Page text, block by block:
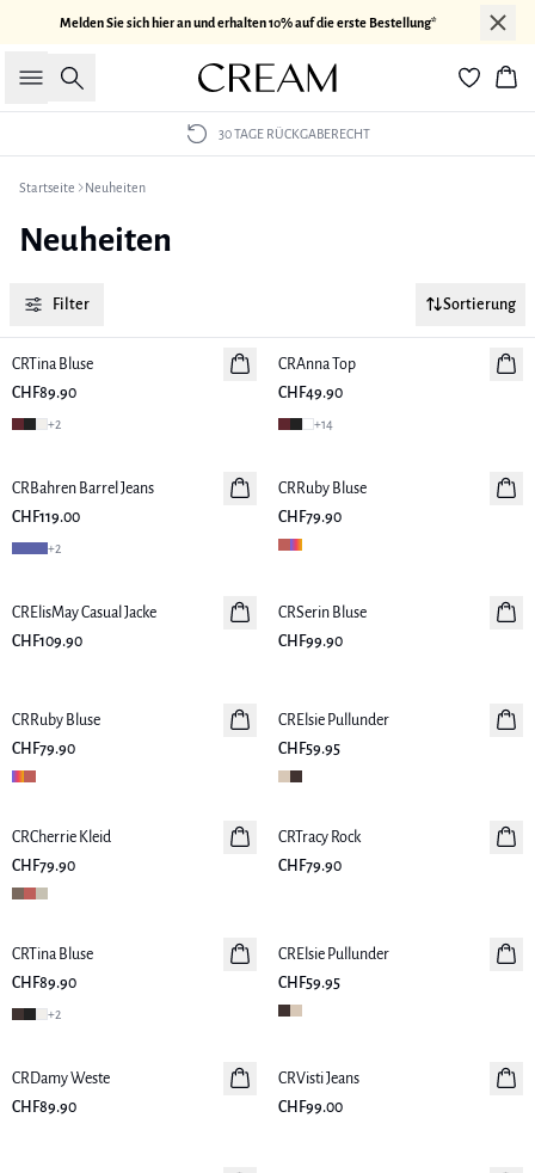
Melden Sie sich hier an und erhalten 10% auf die erste Bestellung*
Suche
30 TAGE RÜCKGABERECHT
Startseite Neuheiten
Neuheiten
Filter Sortierung
Neuheiten
CRTina Bluse
CHF89.90
+2
Neuheiten
CRAnna Top
CHF49.90
+14
Neuheiten
CRBahren Barrel Jeans
CHF119.00
+2
Neuheiten
CRRuby Bluse
CHF79.90
Neuheiten
CRElisMay Casual Jacke
CHF109.90
Neuheiten
CRSerin Bluse
CHF99.90
Neuheiten
CRRuby Bluse
CHF79.90
Neuheiten
CRElsie Pullunder
CHF59.95
Neuheiten
CRCherrie Kleid
CHF79.90
Neuheiten
CRTracy Rock
CHF79.90
Neuheiten
CRTina Bluse
CHF89.90
+2
Neuheiten
CRElsie Pullunder
CHF59.95
Neuheiten
CRDamy Weste
CHF89.90
Neuheiten
CRVisti Jeans
CHF99.00